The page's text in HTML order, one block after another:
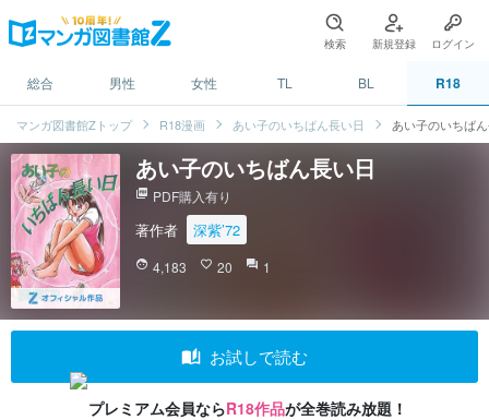
検索 新規登録 ログイン
総合 男性 女性 TL BL R18
マンガ図書館Zトップ R18漫画 あい子のいちばん長い日 あい子のいちば
あい子のいちばん長い日
picture_as_pdf PDF購入有り
著作者 深紫’72
face 4,183 favorite_border 20 question_answer 1
auto_stories お試しで読む
プレミアム会員ならR18作品が全巻読み放題！